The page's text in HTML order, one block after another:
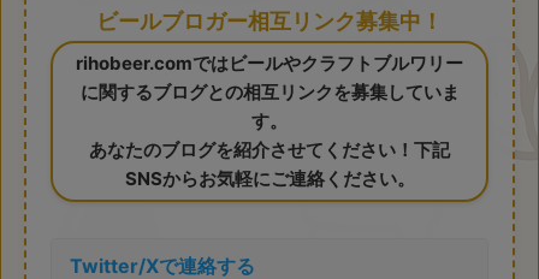
ビールブロガー相互リンク募集中！
rihobeer.comではビールやクラフトブルワリー
に関するブログとの相互リンクを募集していま
す。
あなたのブログを紹介させてください！下記
SNSからお気軽にご連絡ください。
Twitter/Xで連絡する